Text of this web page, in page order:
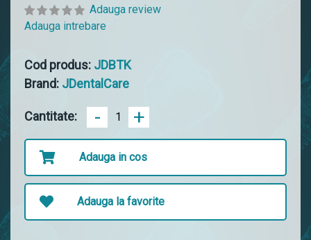
Adauga review
Adauga intrebare
Cantitate: - +
Cod produs: JDBTK
Brand: JDentalCare
Adauga in cos
Adauga la favorite